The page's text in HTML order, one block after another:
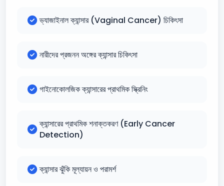
ভ্যাজাইনাল ক্যান্সার (Vaginal Cancer) চিকিৎসা
নারীদের প্রজনন অঙ্গের ক্যান্সার চিকিৎসা
গাইনোকোলজিক ক্যান্সারের প্রাথমিক স্ক্রিনিং
ক্যান্সারের প্রাথমিক শনাক্তকরণ (Early Cancer
Detection)
ক্যান্সার ঝুঁকি মূল্যায়ন ও পরামর্শ